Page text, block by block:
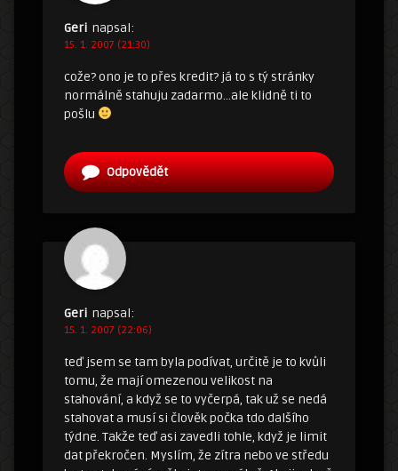
Geri napsal:
15. 1. 2007 (21:30)
cože? ono je to přes kredit? já to s tý stránky
normálně stahuju zadarmo…ale klidně ti to
pošlu
Odpovědět
Geri napsal:
15. 1. 2007 (22:06)
teď jsem se tam byla podívat, určitě je to kvůli
tomu, že mají omezenou velikost na
stahování, a když se to vyčerpá, tak už se nedá
stahovat a musí si člověk počka tdo dalšího
týdne. Takže teď asi zavedli tohle, když je limit
dat překročen. Myslím, že zítra nebo ve středu